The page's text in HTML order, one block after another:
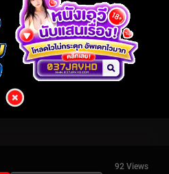
92 Views